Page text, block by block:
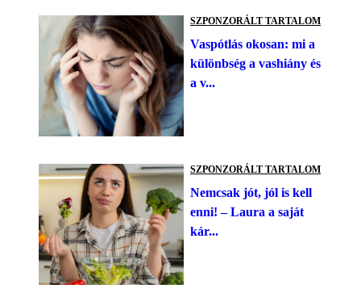
SZPONZORÁLT TARTALOM
Vaspótlás okosan: mi a
különbség a vashiány és
a v...
SZPONZORÁLT TARTALOM
Nemcsak jót, jól is kell
enni! – Laura a saját
kár...